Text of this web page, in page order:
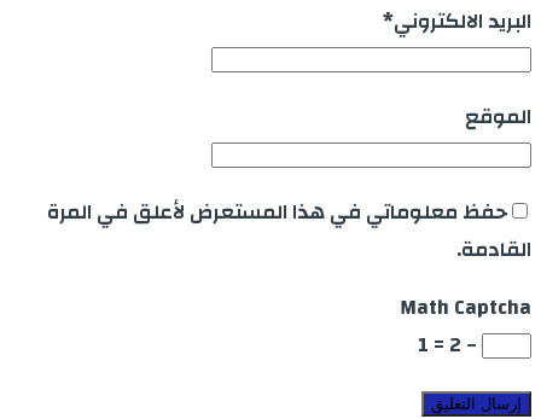
البريد الالكتروني*
الموقع
حفظ معلوماتي في هذا المستعرض لأعلق في المرة
القادمة.
Math Captcha
− 2 = 1